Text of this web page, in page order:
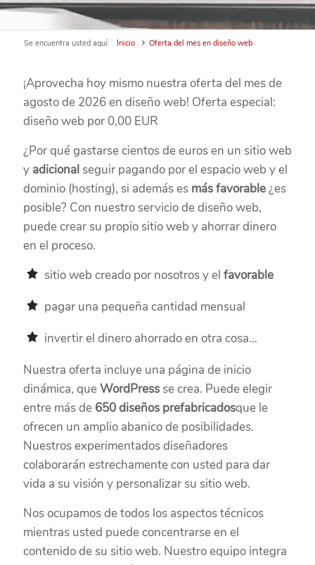
Se encuentra usted aquí: Inicio Oferta del mes en diseño web
¡Aprovecha hoy mismo nuestra oferta del mes de
agosto de 2026 en diseño web! Oferta especial:
diseño web por 0,00 EUR
¿Por qué gastarse cientos de euros en un sitio web
y adicionalseguir pagando por el espacio web y el
dominio (hosting), si además es más favorable¿es
posible? Con nuestro servicio de diseño web,
puede crear su propio sitio web y ahorrar dinero
en el proceso.
sitio web creado por nosotros y el favorable
pagar una pequeña cantidad mensual
invertir el dinero ahorrado en otra cosa...
Nuestra oferta incluye una página de inicio
dinámica, queWordPressse crea. Puede elegir
entre más de 650 diseños prefabricadosque le
ofrecen un amplio abanico de posibilidades.
Nuestros experimentados diseñadores
colaborarán estrechamente con usted para dar
vida a su visión y personalizar su sitio web.
Nos ocupamos de todos los aspectos técnicos
mientras usted puede concentrarse en el
contenido de su sitio web. Nuestro equipo integra